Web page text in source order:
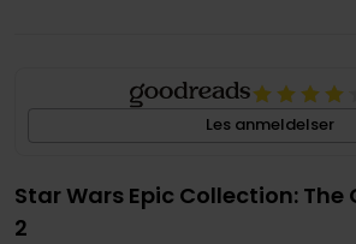
Les anmeldelser
Star Wars Epic Collection: The
2